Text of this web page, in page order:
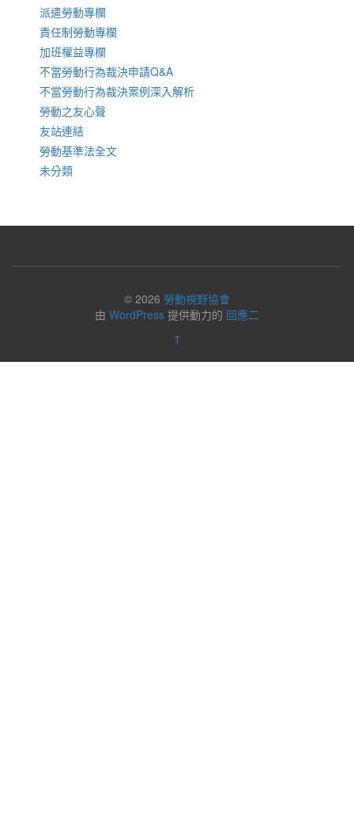
派遣勞動專欄
責任制勞動專欄
加班權益專欄
不當勞動行為裁決申請Q&A
不當勞動行為裁決案例深入解析
勞動之友心聲
友站連結
勞動基準法全文
未分類
© 2026 勞動視野協會
由 WordPress 提供動力的 回應二
↑